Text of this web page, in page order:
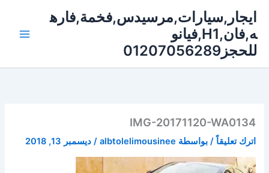
المحتوى
ايجار,سيارات,مرسيدس,فخمة,فاره
ه,فان,H1,فيانو
للحجز01207056289
IMG-20171120-WA0134
اترك تعليقاً / بواسطة albtolelimousinee
/ديسمبر 13, 2018